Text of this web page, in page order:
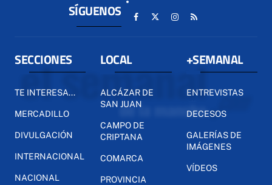
SÍGUENOS
SECCIONES
TE INTERESA...
MERCADILLO
DIVULGACIÓN
INTERNACIONAL
NACIONAL
LOCAL
ALCÁZAR DE
SAN JUAN
CAMPO DE
CRIPTANA
COMARCA
PROVINCIA
+SEMANAL
ENTREVISTAS
DECESOS
GALERÍAS DE
IMÁGENES
VÍDEOS